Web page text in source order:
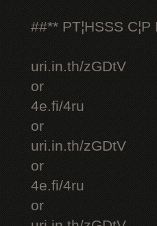
##** PT¦HSSS C¦P
uri.in.th/zGDtV
or
4e.fi/4ru
or
uri.in.th/zGDtV
or
4e.fi/4ru
or